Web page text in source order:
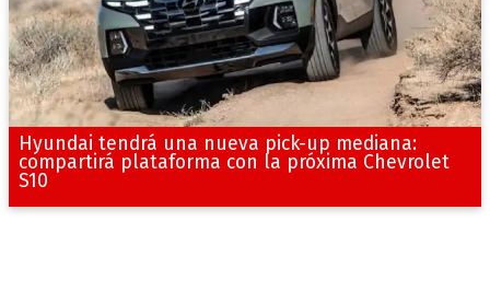
Hyundai tendrá una nueva pick-up mediana:
compartirá plataforma con la próxima Chevrolet
S10